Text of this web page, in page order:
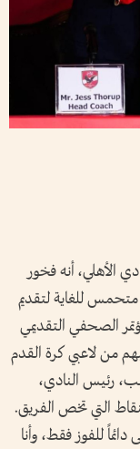
الأهلي، أنه فخور
متحمس للغاية لتقديم
الصحفي التقديمي
من لاعبي كرة القدم
رئيس النادي،
التي تخص الفريق.
للفوز فقط، وأنا